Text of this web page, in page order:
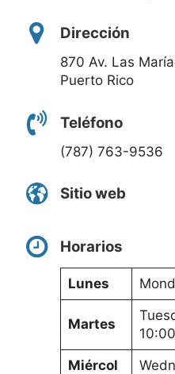
Dirección
870 Av. Las
Puerto Rico
Teléfono
(787) 763-9536
Sitio web
Horarios
Lunes
Martes
Miércol